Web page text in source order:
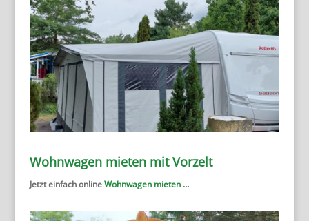
Wohnwagen mieten mit Vorzelt
Jetzt einfach onlineWohnwagen mieten…